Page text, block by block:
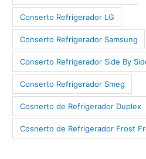
Conserto Refrigerador LG
Conserto Refrigerador Samsung
Conserto Refrigerador Side By
Conserto Refrigerador Smeg
Cosnerto de Refrigerador Duplex
Cosnerto de Refrigerador Frost